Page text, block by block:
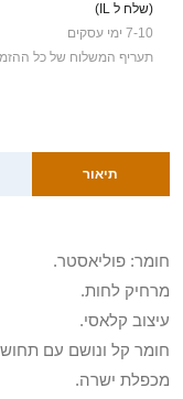
(שלח ל IL)
7-10 ימי עסקים
תעריף המשלוח של כל ההזמנות
תיאור
חומר: פוליאסטר.
מרחיק לחות.
עיצוב קלאסי.
חומר קל ונושם עם
מכפלת ישרה.